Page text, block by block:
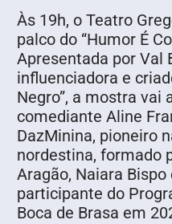
Às 19h, o Teatro
palco do “Humor É
Apresentada por Val
influenciadora e
Negro”, a mostra vai
comediante Aline
DazMinina, pioneiro
nordestina, formado
Aragão, Naiara
participante do
Boca de Brasa em